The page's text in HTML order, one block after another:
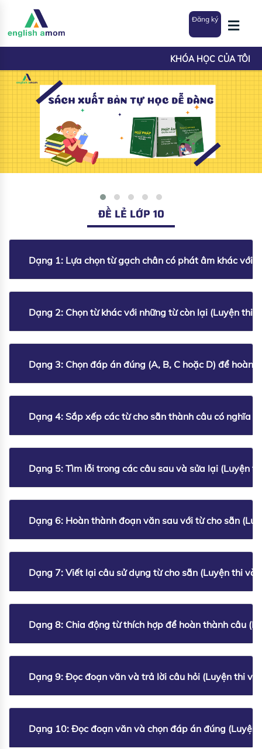
Đăng ký
KHÓA HỌC CỦA TÔI
ĐỀ LẺ LỚP 10
Dạng 1: Lựa chọn từ gạch chân có phát âm khác với
Dạng 2: Chọn từ khác với những từ còn lại (Luyện thi
Dạng 3: Chọn đáp án đúng (A, B, C hoặc D) để hoàn
Dạng 4: Sắp xếp các từ cho sẵn thành câu có nghĩa
Dạng 5: Tìm lỗi trong các câu sau và sửa lại (Luyện
Dạng 6: Hoàn thành đoạn văn sau với từ cho sẵn
Dạng 7: Viết lại câu sử dụng từ cho sẵn (Luyện thi
Dạng 8: Chia động từ thích hợp để hoàn thành câu
Dạng 9: Đọc đoạn văn và trả lời câu hỏi (Luyện thi
Dạng 10: Đọc đoạn văn và chọn đáp án đúng (Luyện